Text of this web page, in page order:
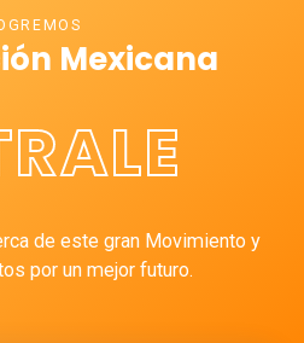
Mexicana
de este gran Movimiento y
por un mejor futuro.